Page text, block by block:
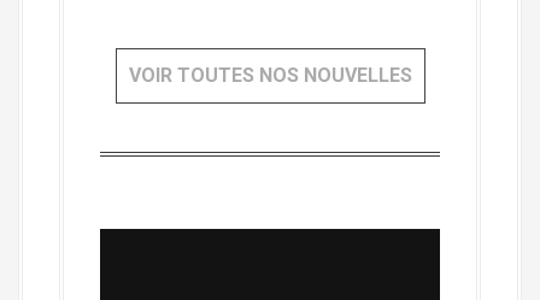
VOIR TOUTES NOS NOUVELLES